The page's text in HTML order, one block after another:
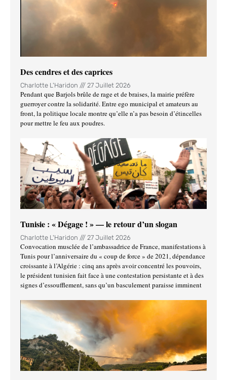
Des cendres et des caprices
Charlotte L'Haridon 27 Juillet 2026
Pendant que Barjols brûle de rage et de braises, la mairie préfère
guerroyer contre la solidarité. Entre ego municipal et amateurs au
front, la politique locale montre qu’elle n’a pas besoin d’étincelles
pour mettre le feu aux poudres.
Tunisie : « Dégage ! » — le retour d’un slogan
Charlotte L'Haridon 27 Juillet 2026
Convocation musclée de l’ambassadrice de France, manifestations à
Tunis pour l’anniversaire du « coup de force » de 2021, dépendance
croissante à l’Algérie : cinq ans après avoir concentré les pouvoirs,
le président tunisien fait face à une contestation persistante et à des
signes d’essoufflement, sans qu’un basculement paraisse imminent